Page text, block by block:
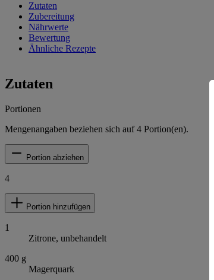
Zutaten
Zubereitung
Nährwerte
Bewertung
Ähnliche Rezepte
Zutaten
Portionen
Mengenangaben beziehen sich auf4 Portion(en).
Portion abziehen
4
Portion hinzufügen
1
Zitrone, unbehandelt
400 g
Magerquark